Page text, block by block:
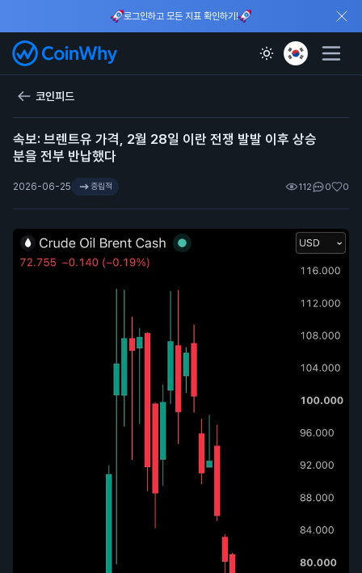
로그인하고 모든 지표 확인하기!
코인피드
속보: 브렌트유 가격, 2월 28일 이란 전쟁 발발 이후 상승
분을 전부 반납했다
2026-06-25 중립적 112 0 0